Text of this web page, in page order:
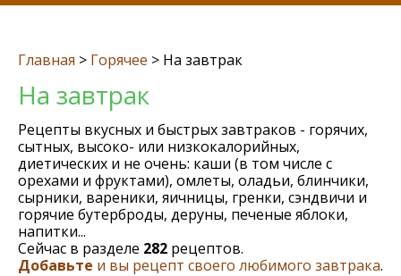
Главная > Горячее > На завтрак
На завтрак
Рецепты вкусных и быстрых завтраков - горячих,
сытных, высоко- или низкокалорийных,
диетических и не очень: каши (в том числе с
орехами и фруктами), омлеты, оладьи, блинчики,
сырники, вареники, яичницы, гренки, сэндвичи и
горячие бутерброды, деруны, печеные яблоки,
напитки...
Сейчас в разделе 282 рецептов.
Добавьте и вы рецепт своего любимого завтрака.